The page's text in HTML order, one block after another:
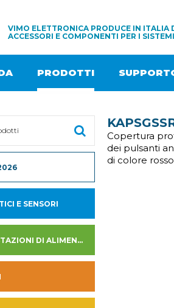
VIMO ELETTRONICA PRODUCE IN ITALIA
ACCESSORI E COMPONENTI PER I
PRODOTTI
E SENSORI
ALIMENTATORI E STAZIONI DI ALIMENTAZIONE
Copertura
dei pulsanti
di colore